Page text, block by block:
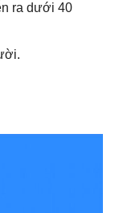
ra dưới 40